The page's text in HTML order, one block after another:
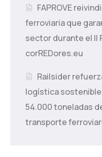
FAPROVE
ferroviaria que
sector durante el II
corREDores.eu
Railsider
logística sostenible
54.000 toneladas
transporte